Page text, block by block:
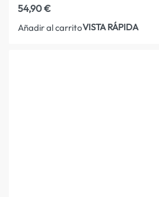
54,90€
Añadir al carritoVISTA RÁPIDA